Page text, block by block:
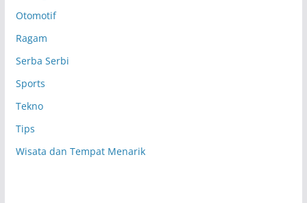
Otomotif
Ragam
Serba Serbi
Sports
Tekno
Tips
Wisata dan Tempat Menarik